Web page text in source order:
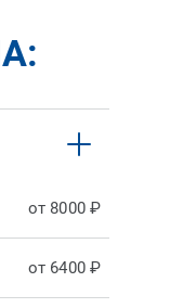
от 8000 ₽
от 6400 ₽